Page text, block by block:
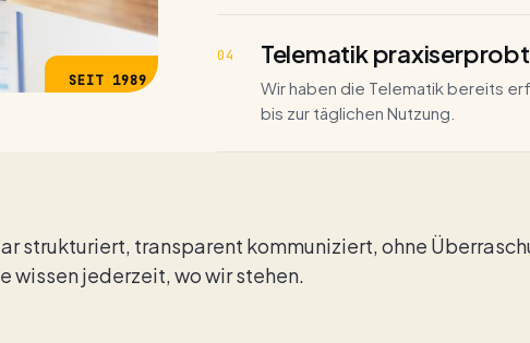
SEIT 1989
04 Telematik praxiserprobt
Wir haben die Telematik bereits
bis zur täglichen Nutzung.
strukturiert, transparent kommuniziert, ohne
wissen jederzeit, wo wir stehen.